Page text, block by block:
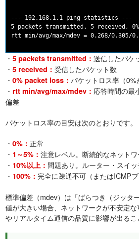
--- 192.168.1.1 ping statistics ---
5 packets transmitted, 5 received,
・5 packets transmitted：送信したパケ
・5 received：受信したパケット数
・0% packet loss：パケットロス率（0%
・ rtt min/avg/max/mdev： 応答時間の最
偏差
パケットロス率の目安は次のとおりです。
・0%：正常
・ 1～5%：注意レベル。断続的なネット
・ 10%以上： 問題あり。ルーター・スイ
・ 100%： 完全に疎通不可（またはICMPブ
標準偏差（mdev）は「ばらつき（ジッタ
値が大きい場合、ネットワークが不安定
やリアルタイム通信の品質に影響が出るこ